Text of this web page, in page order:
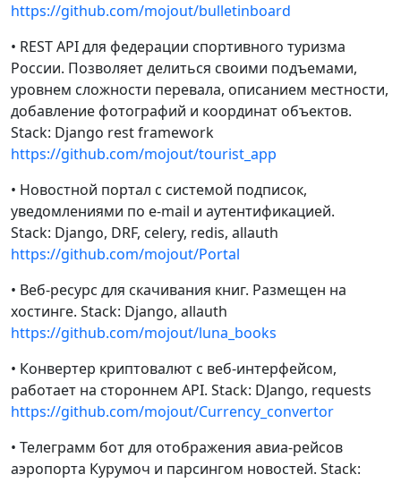
https://github.com/mojout/bulletinboard
• REST API для федерации спортивного туризма
России. Позволяет делиться своими подъемами,
уровнем сложности перевала, описанием местности,
добавление фотографий и координат объектов.
Stack: Django rest framework
https://github.com/mojout/tourist_app
• Новостной портал с системой подписок,
уведомлениями по e-mail и аутентификацией.
Stack: Django, DRF, celery, redis, allauth
https://github.com/mojout/Portal
• Веб-ресурс для скачивания книг. Размещен на
хостинге. Stack: Django, allauth
https://github.com/mojout/luna_books
• Конвертер криптовалют с веб-интерфейсом,
работает на стороннем API. Stack: DJango, requests
https://github.com/mojout/Currency_convertor
• Телеграмм бот для отображения авиа-рейсов
аэропорта Курумоч и парсингом новостей. Stack: